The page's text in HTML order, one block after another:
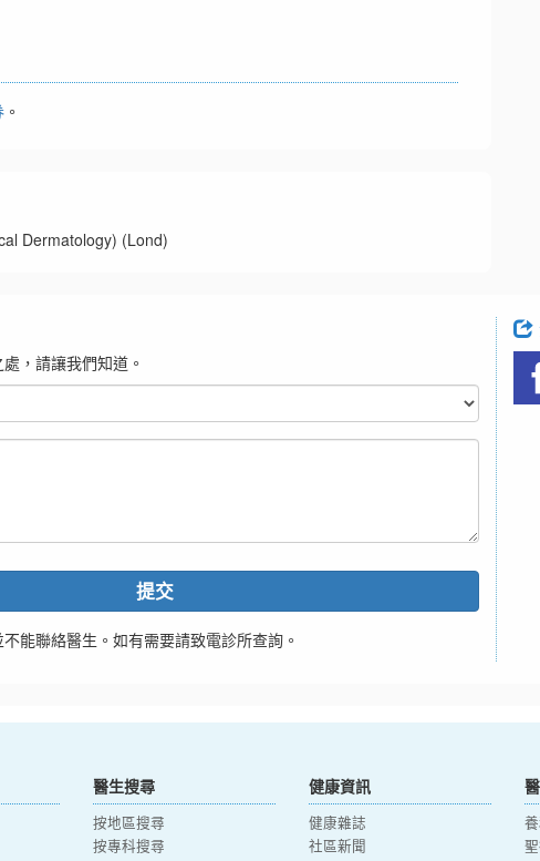
。
Dermatology) (Lond)
，請讓我們知道。
提交
能聯絡醫生。如有需要請致電診所查詢。
醫生搜尋
按地區搜尋
按專科搜尋
健康資訊
健康雜誌
社區新聞